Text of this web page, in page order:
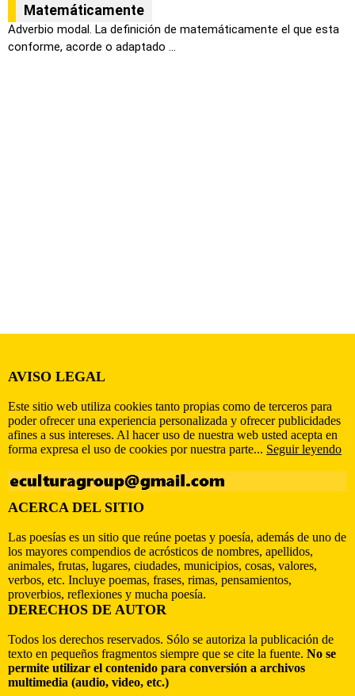
Matemáticamente
Adverbio modal. La definición de matemáticamente el que esta
conforme, acorde o adaptado ...
AVISO LEGAL
Este sitio web utiliza cookies tanto propias como de terceros para
poder ofrecer una experiencia personalizada y ofrecer publicidades
afines a sus intereses. Al hacer uso de nuestra web usted acepta en
forma expresa el uso de cookies por nuestra parte... Seguir leyendo
ACERCA DEL SITIO
Las poesías es un sitio que reúne poetas y poesía, además de uno de
los mayores compendios de acrósticos de nombres, apellidos,
animales, frutas, lugares, ciudades, municipios, cosas, valores,
verbos, etc. Incluye poemas, frases, rimas, pensamientos,
proverbios, reflexiones y mucha poesía.
DERECHOS DE AUTOR
Todos los derechos reservados. Sólo se autoriza la publicación de
texto en pequeños fragmentos siempre que se cite la fuente. No se
permite utilizar el contenido para conversión a archivos
multimedia (audio, video, etc.)